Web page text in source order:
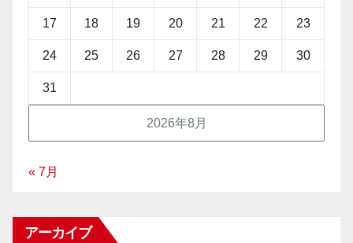
2026年8月
17 18 19 20 21 22 23
24 25 26 27 28 29 30
31
« 7月
アーカイブ